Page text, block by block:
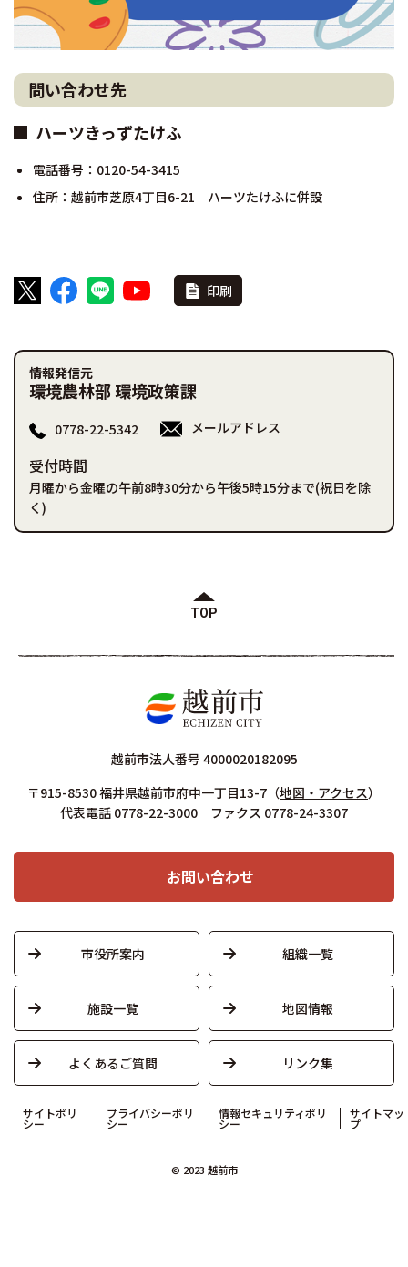
問い合わせ先
ハーツきっずたけふ
電話番号：0120-54-3415
住所：越前市芝原4丁目6-21 ハーツたけふに併設
印刷
情報発信元
環境農林部 環境政策課
0778-22-5342 メールアドレス
受付時間
月曜から金曜の午前8時30分から午後5時15分まで(祝日を除
く)
TOP
越前市法人番号 4000020182095
〒915-8530 福井県越前市府中一丁目13-7 （地図・アクセス）
代表電話 0778-22-3000 ファクス 0778-24-3307
お問い合わせ
市役所案内 組織一覧
施設一覧 地図情報
よくあるご質問 リンク集
サイトポリ
シー
プライバシーポリ
シー
情報セキュリティポリ
シー
サイトマッ
プ
© 2023 越前市